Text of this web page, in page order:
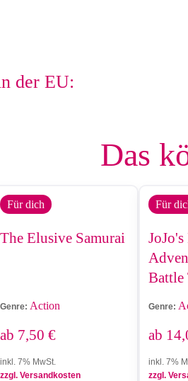
der EU:
Das
Für dich
The Elusive Samurai
Genre: Action
ab 7,50 €
inkl. 7% MwSt.
zzgl. Versandkosten
Für
Battle
Genre:
ab
inkl. 7%
zzgl.